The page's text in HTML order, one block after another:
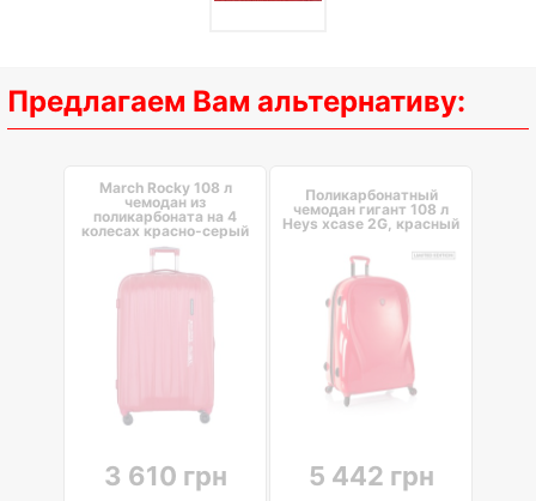
Предлагаем Вам альтернативу:
March Rocky 108 л
чемодан из
поликарбоната на 4
колесах красно-серый
3 610 грн
Поликарбонатный
чемодан гигант 108 л
Heys xcase 2G, красный
5 442 грн